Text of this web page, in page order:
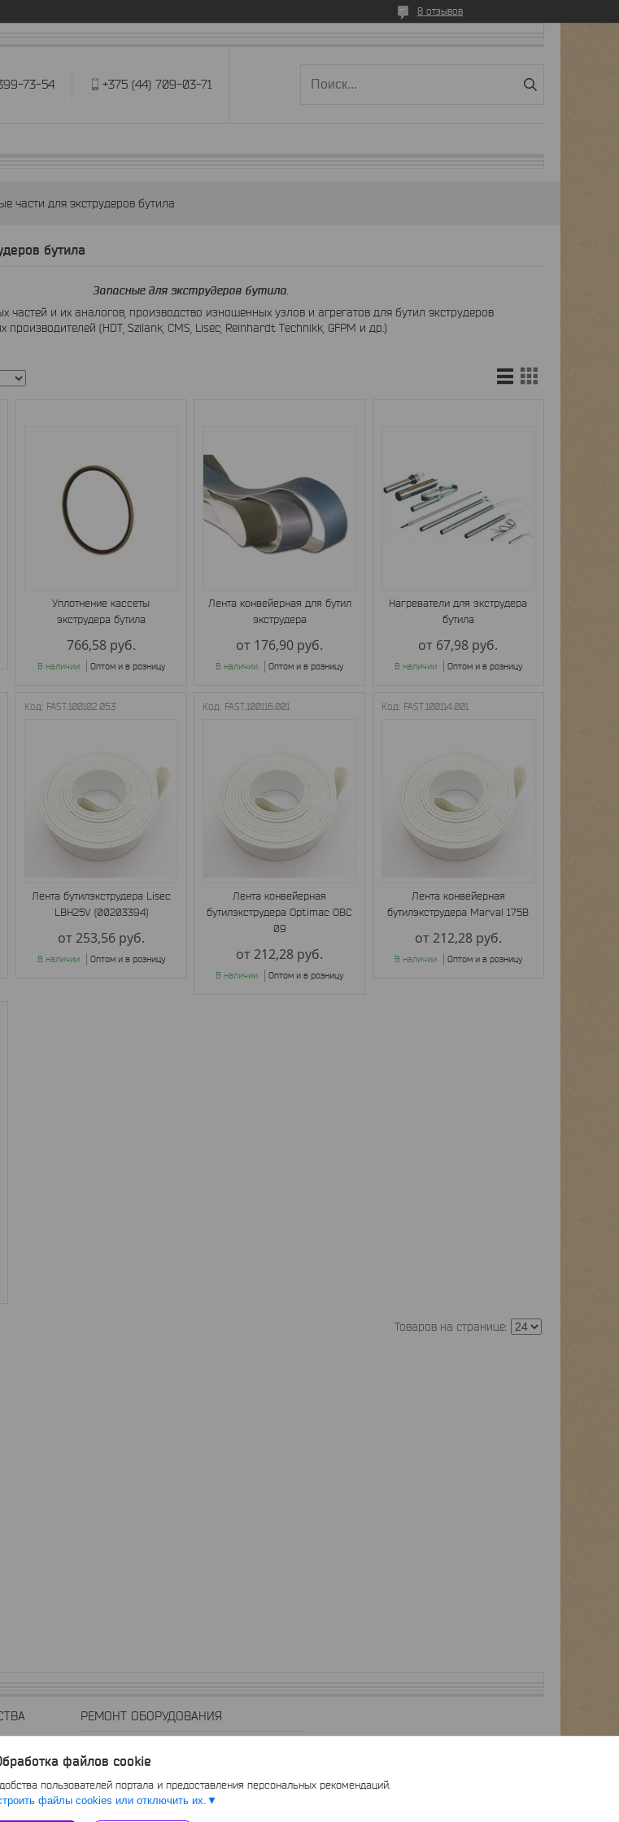
8 отзывов
73-54 +375 (44) 709-03-71
части для экструдеров бутила
бутила
Запасные для экструдеров бутила.
частей и их аналогов, производство изношенных узлов и агрегатов для бутил экструдеров
(HDT, Szilank, CMS, Lisec, Reinhardt Technikk, GFPM и др.)
Уплотнение кассеты
экструдера бутила
766,58 руб.
В наличии Оптом и в розницу
Лента конвейерная для бутил
экструдера
от 176,90 руб.
В наличии Оптом и в розницу
Нагреватели для экструдера
бутила
от 67,98 руб.
В наличии Оптом и в розницу
FAST.100102.053
Лента бутилэкструдера Lisec
LBH25V (00203394)
от 253,56 руб.
В наличии Оптом и в розницу
FAST.100116.001
Лента конвейерная
бутилэкструдера Optimac OBC
09
от 212,28 руб.
В наличии Оптом и в розницу
FAST.100114.001
Лента конвейерная
бутилэкструдера Marval 175B
от 212,28 руб.
В наличии Оптом и в розницу
РЕМОНТ ОБОРУДОВАНИЯ
Ремонт Экструдеров
Ремонт Насосов Для Субпродуктов
файлов cookie
пользователей портала и предоставления персональных рекомендаций.
файлы cookies или отключить их.